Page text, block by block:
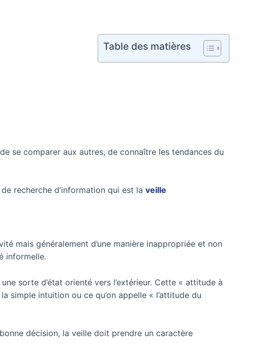
Table des matières
se comparer aux autres, de connaître les tendances du
recherche d’information qui est la veille
mais généralement d’une manière inappropriée et non
informelle.
sorte d’état orienté vers l’extérieur. Cette « attitude à
simple intuition ou ce qu’on appelle « l’attitude du
décision, la veille doit prendre un caractère